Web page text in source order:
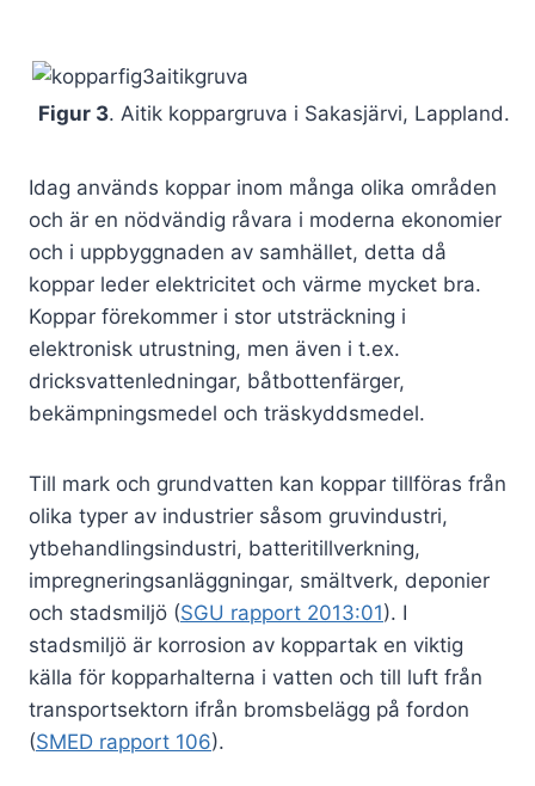
Figur 3. Aitik koppargruva i Sakasjärvi, Lappland.
Idag används koppar inom många olika områden
och är en nödvändig råvara i moderna ekonomier
och i uppbyggnaden av samhället, detta då
koppar leder elektricitet och värme mycket bra.
Koppar förekommer i stor utsträckning i
elektronisk utrustning, men även i t.ex.
dricksvattenledningar, båtbottenfärger,
bekämpningsmedel och träskyddsmedel.
Till mark och grundvatten kan koppar tillföras från
olika typer av industrier såsom gruvindustri,
ytbehandlingsindustri, batteritillverkning,
impregneringsanläggningar, smältverk, deponier
och stadsmiljö (SGU rapport 2013:01). I
stadsmiljö är korrosion av koppartak en viktig
källa för kopparhalterna i vatten och till luft från
transportsektorn ifrån bromsbelägg på fordon
(SMED rapport 106).